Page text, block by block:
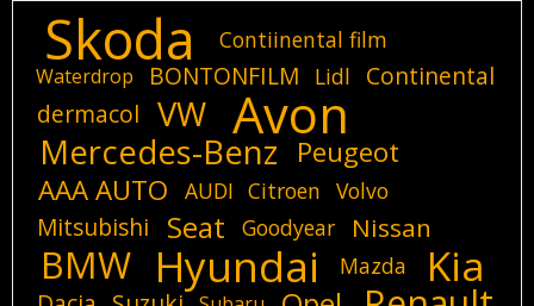
Skoda Contiinental film
Waterdrop BONTONFILM Lidl
Continental
dermacol
VW Avon
Mercedes-Benz
Peugeot
AAA AUTO
AUDI Citroen Volvo
Mitsubishi Seat Goodyear Nissan
BMW Hyundai Mazda Kia